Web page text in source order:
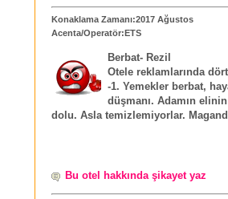
Konaklama Zamanı:2017 Ağustos
Acenta/Operatör:ETS
Berbat- Rezil
Otele reklamlarında
-1. Yemekler berbat,
düşmanı. Adamın
dolu. Asla temizlemiyorlar.
Bu otel hakkında şikayet yaz